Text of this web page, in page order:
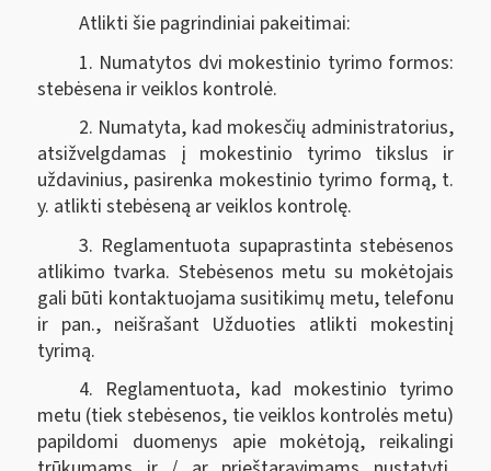
Atlikti šie pagrindiniai pakeitimai:
1. Numatytos dvi mokestinio tyrimo formos:
stebėsena ir veiklos kontrolė.
2. Numatyta, kad mokesčių administratorius,
atsižvelgdamas į mokestinio tyrimo tikslus ir
uždavinius, pasirenka mokestinio tyrimo formą, t.
y. atlikti stebėseną ar veiklos kontrolę.
3. Reglamentuota supaprastinta stebėsenos
atlikimo tvarka. Stebėsenos metu su mokėtojais
gali būti kontaktuojama susitikimų metu, telefonu
ir pan., neišrašant Užduoties atlikti mokestinį
tyrimą.
4. Reglamentuota, kad mokestinio tyrimo
metu (tiek stebėsenos, tie veiklos kontrolės metu)
papildomi duomenys apie mokėtoją, reikalingi